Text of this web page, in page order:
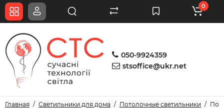
050-9924359
stsoffice@ukr.net
0
Главная Светильники для дома Потолочные светильники